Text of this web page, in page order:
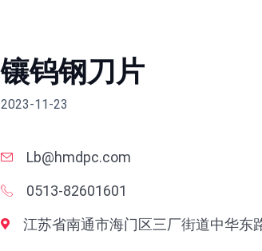
镶钨钢刀片
2023-11-23
Lb@hmdpc.com
0513-82601601
江苏省南通市海门区三厂街道中华东